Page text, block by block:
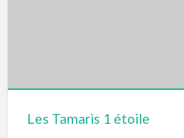
Les Tamaris 1 étoile